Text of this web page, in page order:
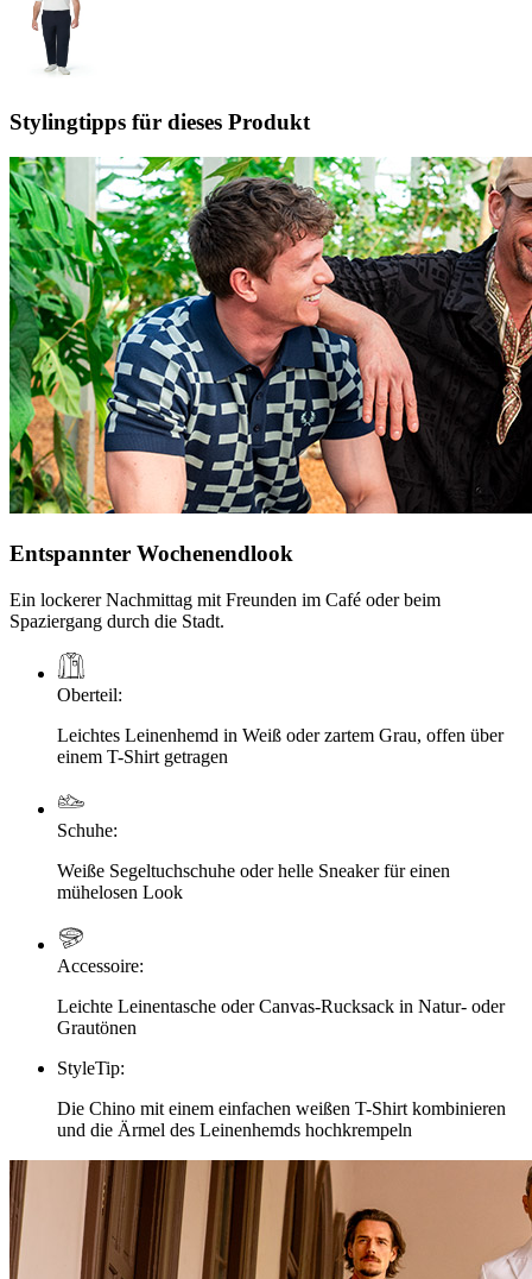
Stylingtipps für dieses Produkt
Entspannter Wochenendlook
Ein lockerer Nachmittag mit Freunden im Café oder beim
Spaziergang durch die Stadt.
Oberteil:
Leichtes Leinenhemd in Weiß oder zartem Grau, offen über
einem T-Shirt getragen
Schuhe:
Weiße Segeltuchschuhe oder helle Sneaker für einen
mühelosen Look
Accessoire:
Leichte Leinentasche oder Canvas-Rucksack in Natur- oder
Grautönen
StyleTip:
Die Chino mit einem einfachen weißen T-Shirt kombinieren
und die Ärmel des Leinenhemds hochkrempeln